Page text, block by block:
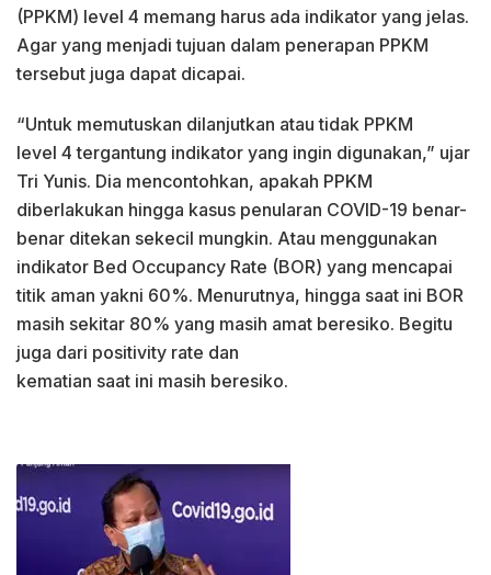
(PPKM) level 4 memang harus ada indikator yang jelas.
Agar yang menjadi tujuan dalam penerapan PPKM
tersebut juga dapat dicapai.
“Untuk memutuskan dilanjutkan atau tidak PPKM
level 4 tergantung indikator yang ingin digunakan,” ujar
Tri Yunis. Dia mencontohkan, apakah PPKM
diberlakukan hingga kasus penularan COVID-19 benar-
benar ditekan sekecil mungkin. Atau menggunakan
indikator Bed Occupancy Rate (BOR) yang mencapai
titik aman yakni 60%. Menurutnya, hingga saat ini BOR
masih sekitar 80% yang masih amat beresiko. Begitu
juga dari positivity rate dan
kematian saat ini masih beresiko.